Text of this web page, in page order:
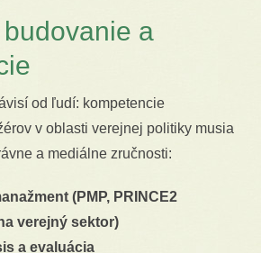
a
od ľudí: kompetencie
v oblasti verejnej politiky musia
a mediálne zručnosti:
(PMP, PRINCE2
verejný sektor)
a evaluácia